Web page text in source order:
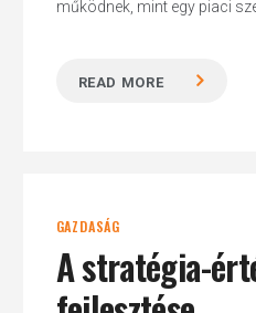
működnek, mint egy piaci
READ MORE
GAZDASÁG
A stratégia-